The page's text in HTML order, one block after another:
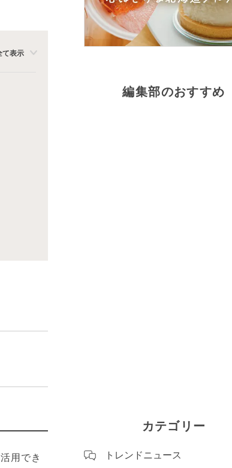
て表示
用でき
編集部のおすすめ
カテゴリー
トレンドニュース